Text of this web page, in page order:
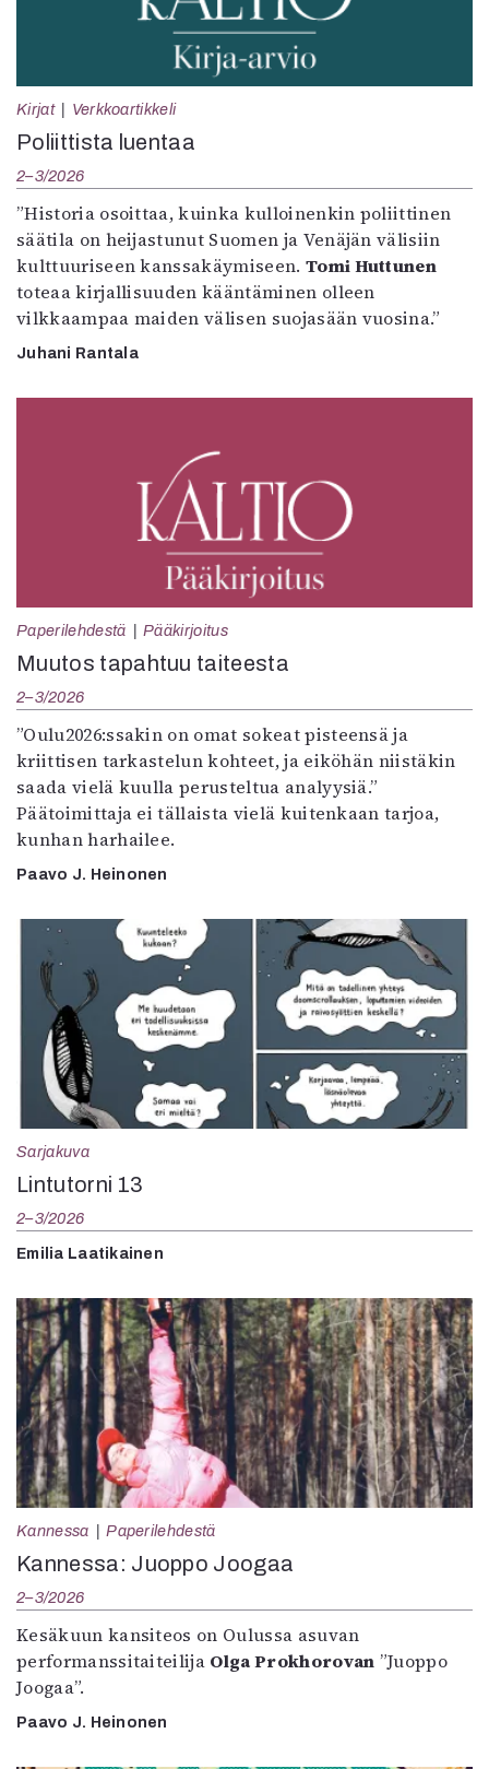
Kirjat Verkkoartikkeli
Poliittista luentaa
2–3/2026
”Historia osoittaa, kuinka kulloinenkin poliittinen
säätila on heijastunut Suomen ja Venäjän välisiin
kulttuuriseen kanssakäymiseen. Tomi Huttunen
toteaa kirjallisuuden kääntäminen olleen
vilkkaampaa maiden välisen suojasään vuosina.”
Juhani Rantala
Paperilehdestä Pääkirjoitus
Muutos tapahtuu taiteesta
2–3/2026
”Oulu2026:ssakin on omat sokeat pisteensä ja
kriittisen tarkastelun kohteet, ja eiköhän niistäkin
saada vielä kuulla perusteltua analyysiä.”
Päätoimittaja ei tällaista vielä kuitenkaan tarjoa,
kunhan harhailee.
Paavo J. Heinonen
Sarjakuva
Lintutorni 13
2–3/2026
Emilia Laatikainen
Kannessa Paperilehdestä
Kannessa: Juoppo Joogaa
2–3/2026
Kesäkuun kansiteos on Oulussa asuvan
performanssitaiteilija Olga Prokhorovan ”Juoppo
Joogaa”.
Paavo J. Heinonen